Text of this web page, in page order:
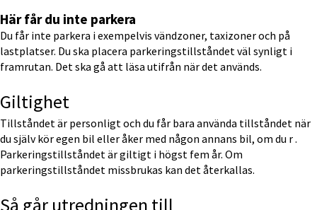
Här får du inte parkera
Du får inte parkera i exempelvis vändzoner, taxizoner och på
lastplatser. Du ska placera parkeringstillståndet väl synligt i
framrutan. Det ska gå att läsa utifrån när det används.
Giltighet
Tillståndet är personligt och du får bara använda tillståndet när
du själv kör egen bil eller åker med någon annans bil, om du r .
Parkeringstillståndet är giltigt i högst fem år. Om
parkeringstillståndet missbrukas kan det återkallas.
Så går utredningen till